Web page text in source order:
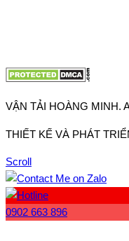
VẬN TẢI HOÀNG MINH.
THIẾT KẾ VÀ PHÁT
Scroll
0902 663 896